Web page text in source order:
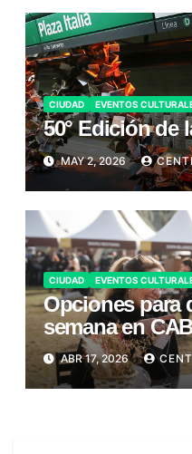
CIUDAD EVENTOS
50° Edición de
MAY 2, 2026
CIUDAD EVENTOS
Opciones para
semana en
ABR 17, 2026